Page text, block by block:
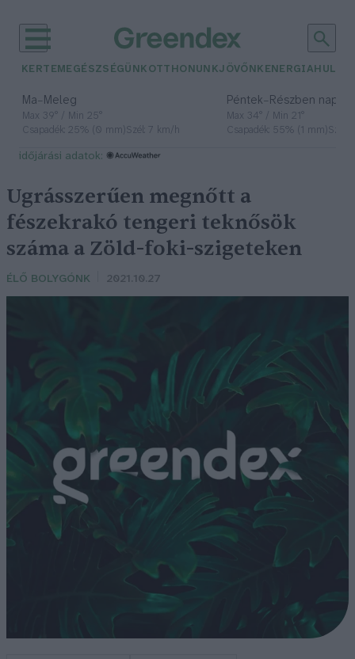
KERTEM EGÉSZSÉGÜNK OTTHONUNKJÖVŐNK ENERGIA
Ma– Meleg
Max 39° / Min 25°
Csapadék: 25% (0 mm)Szél: 7 km/h
Péntek– Részben
Max 34° / Min 21°
Csapadék: 55% (1 mm)Szél:
időjárási adatok:
Ugrásszerűen megnőtt a
fészekrakó tengeri teknősök
száma a Zöld-foki-szigeteken
ÉLŐ BOLYGÓNK 2021.10.27